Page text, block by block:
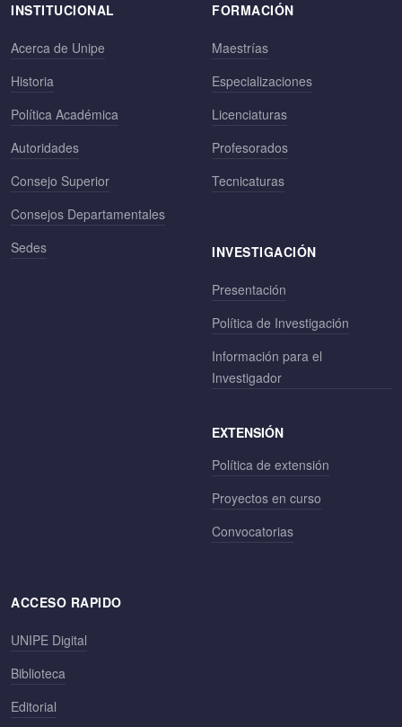
INSTITUCIONAL
Acerca de Unipe
Historia
Política Académica
Autoridades
Consejo Superior
Consejos Departamentales
Sedes
FORMACIÓN
Maestrías
Especializaciones
Licenciaturas
Profesorados
Tecnicaturas
INVESTIGACIÓN
Presentación
Política de Investigación
Información para el
Investigador
EXTENSIÓN
Política de extensión
Proyectos en curso
Convocatorias
ACCESO RAPIDO
UNIPE Digital
Biblioteca
Editorial